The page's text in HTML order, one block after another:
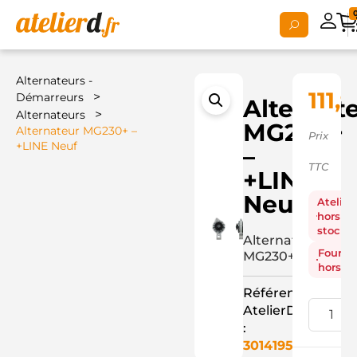
Alternateurs -
Démarreurs
>
Alternateurs >
Alternateur MG230+ –
+LINE Neuf
MG230+
–
+LINE
Neuf
Alternateur
MG230+
Référence
AtelierD
:
3014195
Prix
TTC
Atelier
hors
stock
hors